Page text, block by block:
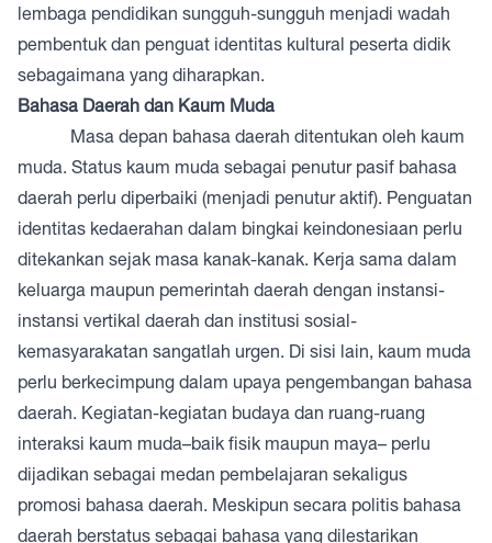
lembaga pendidikan sungguh-sungguh menjadi wadah
pembentuk dan penguat identitas kultural peserta didik
sebagaimana yang diharapkan.
Bahasa Daerah dan Kaum Muda
Masa depan bahasa daerah ditentukan oleh kaum
muda. Status kaum muda sebagai penutur pasif bahasa
daerah perlu diperbaiki (menjadi penutur aktif). Penguatan
identitas kedaerahan dalam bingkai keindonesiaan perlu
ditekankan sejak masa kanak-kanak. Kerja sama dalam
keluarga maupun pemerintah daerah dengan instansi-
instansi vertikal daerah dan institusi sosial-
kemasyarakatan sangatlah urgen. Di sisi lain, kaum muda
perlu berkecimpung dalam upaya pengembangan bahasa
daerah. Kegiatan-kegiatan budaya dan ruang-ruang
interaksi kaum muda–baik fisik maupun maya– perlu
dijadikan sebagai medan pembelajaran sekaligus
promosi bahasa daerah. Meskipun secara politis bahasa
daerah berstatus sebagai bahasa yang dilestarikan